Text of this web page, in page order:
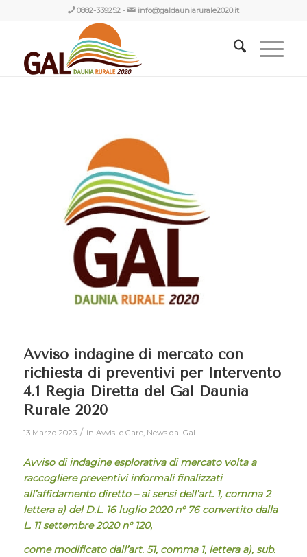
0882-339252- info@galdauniarurale2020.it
Avviso indagine di mercato con
richiesta di preventivi per Intervento
4.1 Regia Diretta del Gal Daunia
Rurale 2020
13 Marzo 2023 / in Avvisi e Gare, News dal Gal
Avviso di indagine esplorativa di mercato volta a
raccogliere preventivi informali finalizzati
all’affidamento diretto – ai sensi dell’art. 1, comma 2
lettera a) del D.L. 16 luglio 2020 n° 76 convertito dalla
L. 11 settembre 2020 n° 120,
come modificato dall’art. 51, comma 1, lettera a), sub.